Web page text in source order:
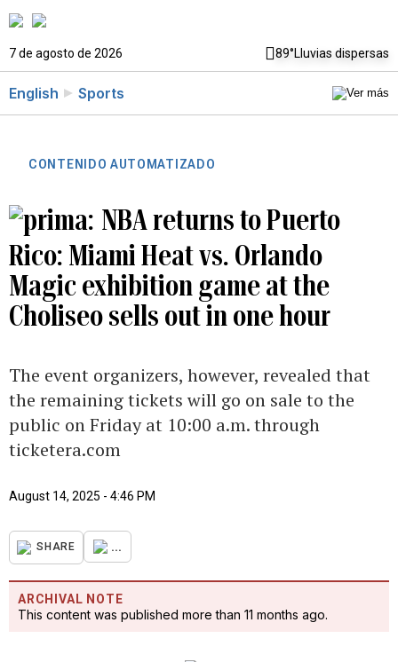
7 de agosto de 2026 89°Lluvias dispersas
English Sports
CONTENIDO AUTOMATIZADO
NBA returns to Puerto
Rico: Miami Heat vs. Orlando
Magic exhibition game at the
Choliseo sells out in one hour
The event organizers, however, revealed that
the remaining tickets will go on sale to the
public on Friday at 10:00 a.m. through
ticketera.com
August 14, 2025 - 4:46 PM
SHARE ...
ARCHIVAL NOTE
This content was published more than 11 months ago.